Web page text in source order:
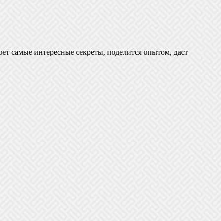
самые интересные секреты, поделится опытом, даст